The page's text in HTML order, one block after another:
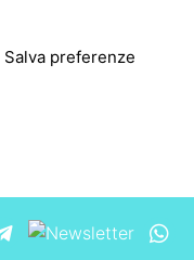
Salva preferenze